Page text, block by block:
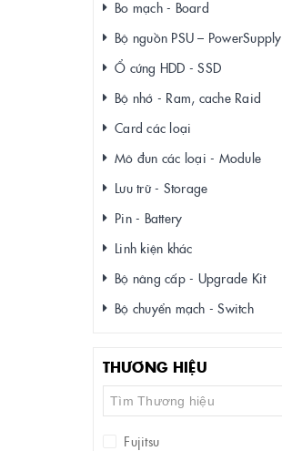
Bo mạch - Board
Bộ nguồn PSU – PowerSupply
Ổ cứng HDD - SSD
Bộ nhớ - Ram, cache Raid
Card các loại
Mô đun các loại - Module
Lưu trữ - Storage
Pin - Battery
Linh kiện khác
Bộ nâng cấp - Upgrade Kit
Bộ chuyển mạch - Switch
THƯƠNG HIỆU
Fujitsu